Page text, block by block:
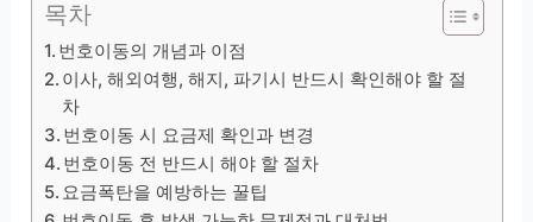
목차
번호이동의 개념과 이점
이사, 해외여행, 해지, 파기시 반드시 확인해야 할 절
차
번호이동 시 요금제 확인과 변경
번호이동 전 반드시 해야 할 절차
요금폭탄을 예방하는 꿀팁